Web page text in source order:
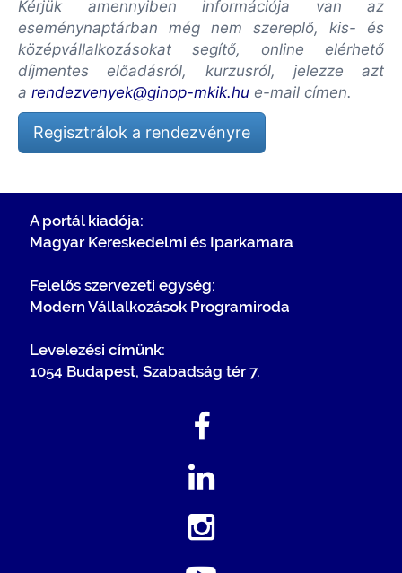
Kérjük amennyiben információja van az
eseménynaptárban még nem szereplő, kis- és
középvállalkozásokat segítő, online elérhető
díjmentes előadásról, kurzusról, jelezze azt
a rendezvenyek@ginop-mkik.hu e-mail címen.
Regisztrálok a rendezvényre
A portál kiadója:
Magyar Kereskedelmi és Iparkamara
Felelős szervezeti egység:
Modern Vállalkozások Programiroda
Levelezési címünk:
1054 Budapest, Szabadság tér 7.